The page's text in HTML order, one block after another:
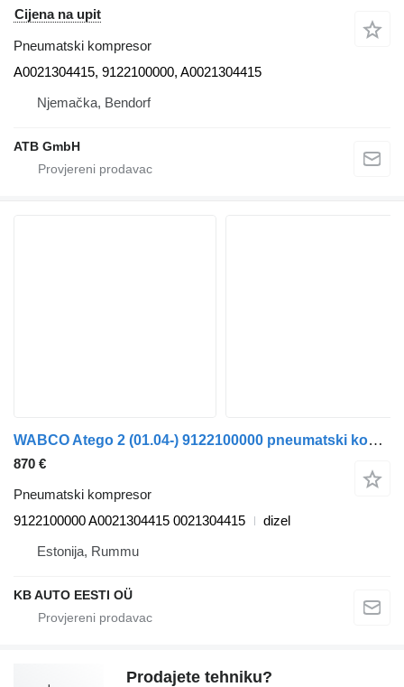
Cijena na upit
Pneumatski kompresor
A0021304415, 9122100000, A0021304415
Njemačka, Bendorf
ATB GmbH
WABCO Atego 2 (01.04-) 9122100000 pneumatski kompresor za Mercedes-Benz Atego, Atego 2, Atego 3 (1996-) kamiona
870 €
Pneumatski kompresor
9122100000 A0021304415 0021304415
dizel
Estonija, Rummu
KB AUTO EESTI OÜ
Prodajete tehniku?